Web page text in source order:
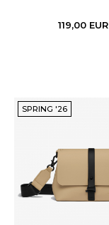
119,00 EUR
SPRING '26